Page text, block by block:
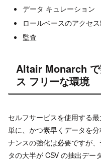
データ キュレーション
ロールベースのアクセ
監査
Altair Monarch で
ス フリーな環境
セルフサービスを使用する
単に、かつ素早くデータを
ナンスの強化は必要ですが
タの大半が CSV の抽出デー